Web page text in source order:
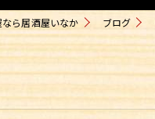
お通し
ら居酒屋いなか ブログ